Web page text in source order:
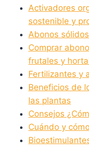
Activadores
sostenible y
Abonos
Comprar
frutales y
Fertilizantes y
Beneficios de
las plantas
Consejos
Cuándo y